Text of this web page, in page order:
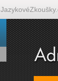
Tlumočení-